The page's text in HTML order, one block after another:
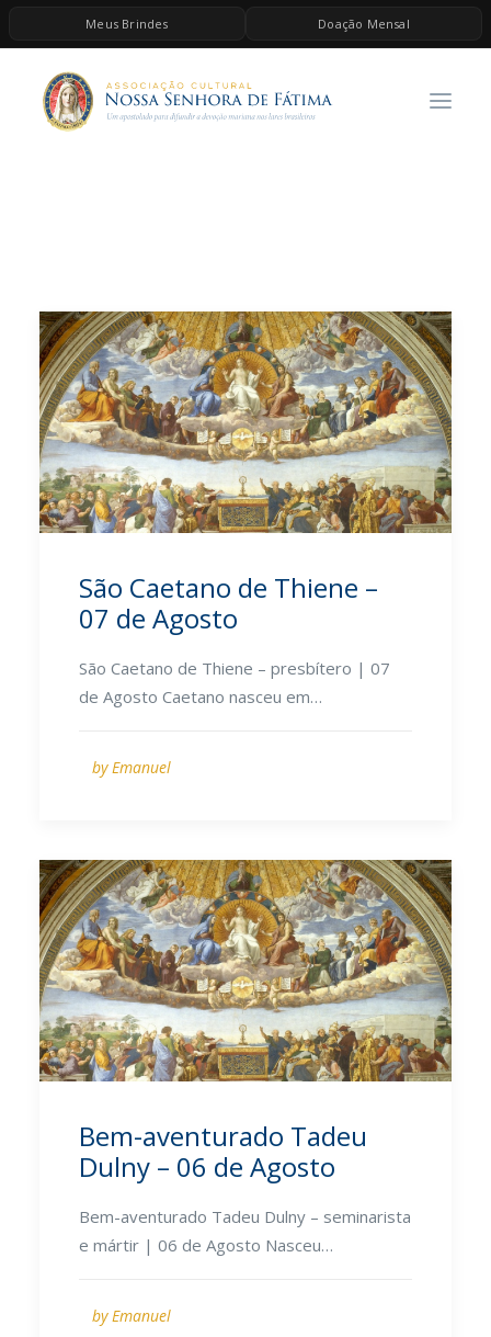
Meus Brindes Doação Mensal
HOME
A ASSOCIAÇÃO
QUERO DOAR
São Caetano de Thiene –
07 de Agosto
São Caetano de Thiene – presbítero | 07
de Agosto Caetano nasceu em…
by Emanuel
Bem-aventurado Tadeu
Dulny – 06 de Agosto
Bem-aventurado Tadeu Dulny – seminarista
e mártir | 06 de Agosto Nasceu…
by Emanuel